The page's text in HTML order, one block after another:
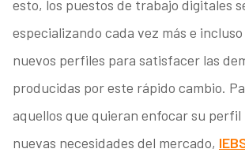
esto, los puestos de trabajo digitales
especializando cada vez más e
nuevos perfiles para satisfacer las
producidas por este rápido cambio.
aquellos que quieran enfocar su perfil
nuevas necesidades del mercado,